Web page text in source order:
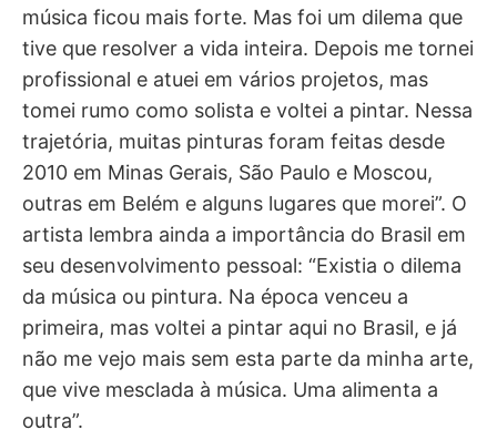
música ficou mais forte. Mas foi um dilema que
tive que resolver a vida inteira. Depois me tornei
profissional e atuei em vários projetos, mas
tomei rumo como solista e voltei a pintar. Nessa
trajetória, muitas pinturas foram feitas desde
2010 em Minas Gerais, São Paulo e Moscou,
outras em Belém e alguns lugares que morei”. O
artista lembra ainda a importância do Brasil em
seu desenvolvimento pessoal: “Existia o dilema
da música ou pintura. Na época venceu a
primeira, mas voltei a pintar aqui no Brasil, e já
não me vejo mais sem esta parte da minha arte,
que vive mesclada à música. Uma alimenta a
outra”.